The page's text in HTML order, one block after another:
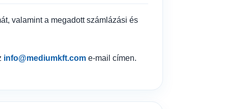
valamint a megadott számlázási és
info@mediumkft.com e-mail címen.